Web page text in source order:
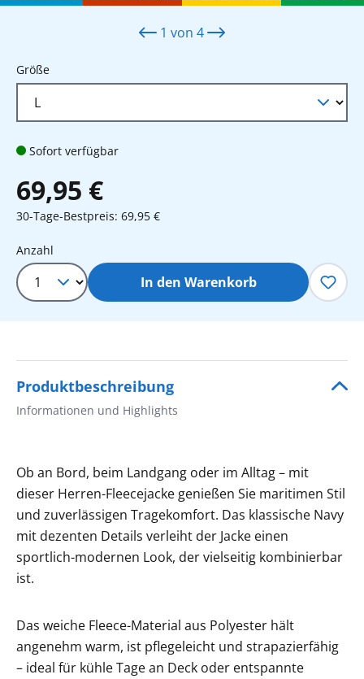
1 von 4
Größeauswählen
Sofort verfügbar
69,95 €
30-Tage-Bestpreis: 69,95 €
Produkt Anzahl: Gib den
Anzahl
In den Warenkorb
Produktbeschreibung
Informationen und Highlights
Ob an Bord, beim Landgang oder im Alltag – mit
dieser Herren-Fleecejacke genießen Sie maritimen Stil
und zuverlässigen Tragekomfort. Das klassische Navy
mit dezenten Details verleiht der Jacke einen
sportlich-modernen Look, der vielseitig kombinierbar
ist.
Das weiche Fleece-Material aus Polyester hält
angenehm warm, ist pflegeleicht und strapazierfähig
– ideal für kühle Tage an Deck oder entspannte